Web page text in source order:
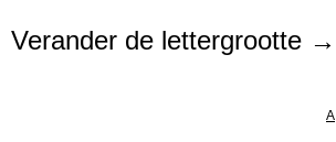
Verander de lettergrootte →
A